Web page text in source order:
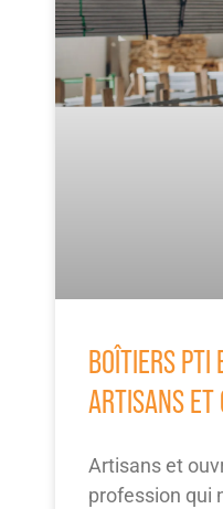
BOÎTIERS PTI
ARTISANS ET
Artisans et
profession qui